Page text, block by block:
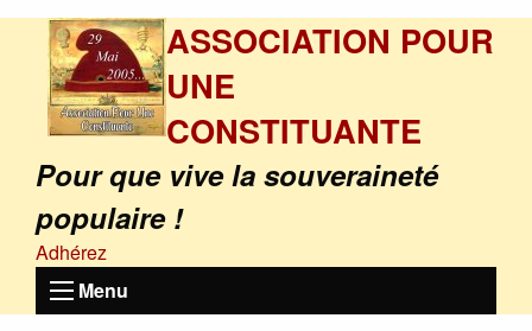
ASSOCIATION POUR
UNE
CONSTITUANTE
Pour que vive la souveraineté
populaire !
Adhérez
Menu